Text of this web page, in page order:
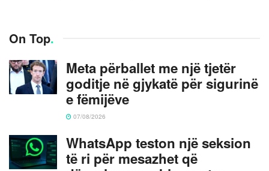
On Top.
Meta përballet me një tjetër
goditje në gjykatë për sigurinë
e fëmijëve
07/08/2026
WhatsApp teston një seksion
të ri për mesazhet që